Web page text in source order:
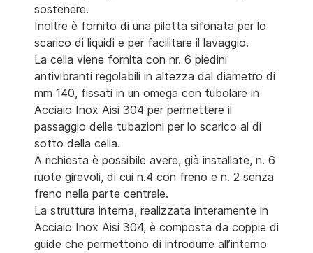
sostenere.
Inoltre è fornito di una piletta sifonata per lo
scarico di liquidi e per facilitare il lavaggio.
La cella viene fornita con nr. 6 piedini
antivibranti regolabili in altezza dal diametro di
mm 140, fissati in un omega con tubolare in
Acciaio Inox Aisi 304 per permettere il
passaggio delle tubazioni per lo scarico al di
sotto della cella.
A richiesta è possibile avere, già installate, n. 6
ruote girevoli, di cui n.4 con freno e n. 2 senza
freno nella parte centrale.
La struttura interna, realizzata interamente in
Acciaio Inox Aisi 304, è composta da coppie di
guide che permettono di introdurre all’interno